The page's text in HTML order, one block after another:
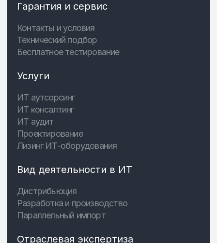
Гарантия и сервис
Контакты и условия
Технический подбор
Бесплатное тестирование
Услуги
ИТ аутсорсинг
ИТ консалтинг
ИТ аудит
Проектирование
Лизинг ИТ-оборудования
Вид деятельности в ИТ
Дистрибьюция
Разработка и производство
Параллельный импорт
Отраслевая экспертиза